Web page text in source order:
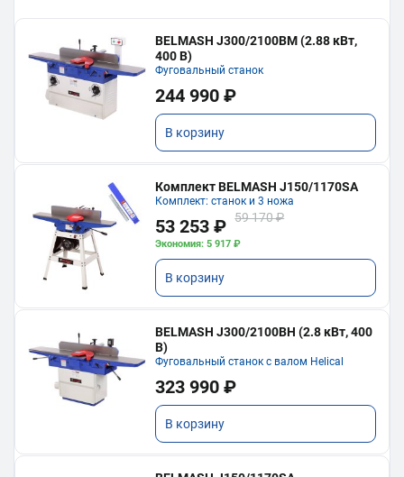
BELMASH J300/2100ВМ (2.88 кВт,
400 В)
Фуговальный станок
244 990 ₽
В корзину
Комплект BELMASH J150/1170SA
Комплект: станок и 3 ножа
53 253 ₽ 59 170 ₽
Экономия: 5 917 ₽
В корзину
BELMASH J300/2100ВH (2.8 кВт, 400
В)
Фуговальный станок с валом Helical
323 990 ₽
В корзину